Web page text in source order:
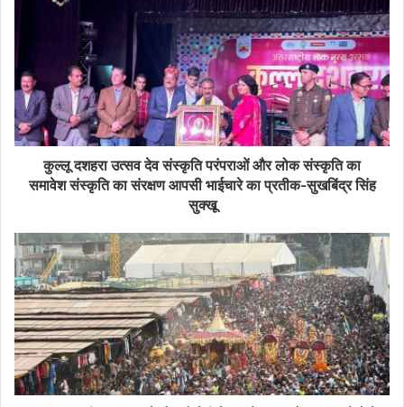
कुल्लू दशहरा उत्सव देव संस्कृति परंपराओं और लोक संस्कृति का
समावेश संस्कृति का संरक्षण आपसी भाईचारे का प्रतीक-सुखबिंद्र सिंह
सुक्खू